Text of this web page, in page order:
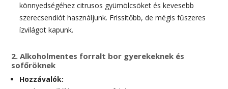
könnyedségéhez citrusos gyümölcsöket és kevesebb
szerecsendiót használjunk. Frissítőbb, de mégis fűszeres
ízvilágot kapunk.
2. Alkoholmentes forralt bor gyerekeknek és
sofőröknek
Hozzávalók: